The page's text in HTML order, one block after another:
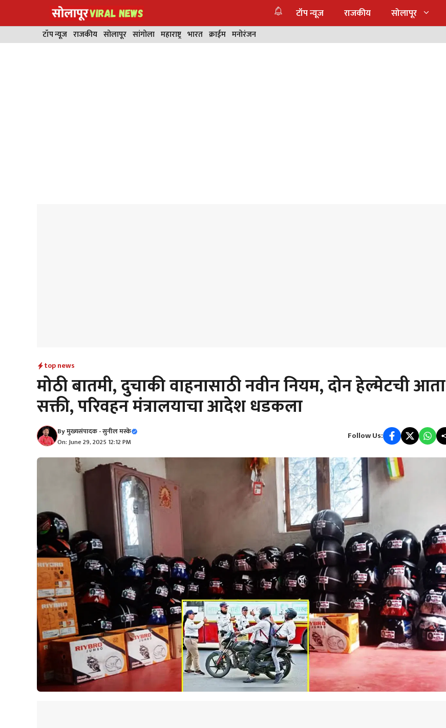
टॉप न्यूज राजकीय सोलापूर
टॉप न्यूज राजकीय सोलापूर सांगोला महाराष्ट्र भारत क्राईम मनोरंजन
top news
मोठी बातमी, दुचाकी वाहनासाठी नवीन नियम, दोन हेल्मेटची आता
सक्ती, परिवहन मंत्रालयाचा आदेश धडकला
Byमुख्यसंपादक - सुनील मस्के
On: June 29, 2025 12:12 PM
Follow Us: